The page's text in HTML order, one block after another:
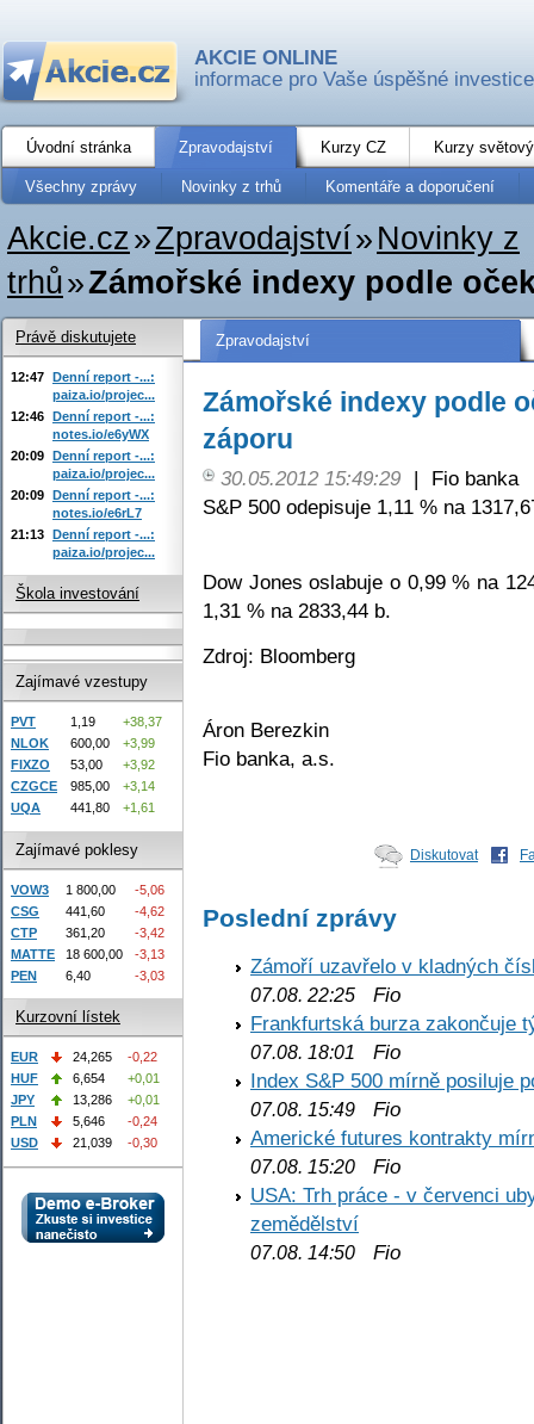
AKCIE ONLINE
informace pro Vaše úspěšné investice
Úvodní stránka Zpravodajství Kurzy CZ Kurzy
Všechny zprávy Novinky z trhů Komentáře a doporučení
Akcie.cz»Zpravodajství» Novinky z
trhů»Zámořské indexy podle
Zpravodajství
Zámořské indexy podle
záporu
30.05.2012 15:49:29 |
Fio banka
S&P 500 odepisuje 1,11 % na
Dow Jones oslabuje o 0,99 % na
1,31 % na 2833,44 b.
Zdroj: Bloomberg
Áron Berezkin
Fio banka, a.s.
Diskutovat
Poslední zprávy
Zámoří uzavřelo v kladných
07.08. 22:25 Fio
Frankfurtská burza zakončuje
07.08. 18:01
Fio
Index S&P 500 mírně posiluje
07.08. 15:49 Fio
Americké futures kontrakty
07.08. 15:20 Fio
USA: Trh práce - v červenci
zemědělství
07.08. 14:50 Fio
Právě diskutujete
12:47 Denní report -...:
paiza.io/projec...
12:46 Denní report -...:
notes.io/e6yWX
20:09 Denní report -...:
paiza.io/projec...
20:09 Denní report -...:
notes.io/e6rL7
21:13 Denní report -...:
paiza.io/projec...
Škola investování
Zajímavé vzestupy
PVT 1,19
+38,37
NLOK
600,00
+3,99
FIXZO
53,00
+3,92
CZGCE
985,00
+3,14
UQA
441,80 +1,61
Zajímavé poklesy
VOW3 1 800,00
-5,06
CSG
441,60
-4,62
CTP
361,20
-3,42
MATTE
18 600,00
-3,13
PEN
6,40 -3,03
Kurzovní lístek
EUR 24,265
-0,22
HUF
6,654
+0,01
JPY
13,286
+0,01
PLN
5,646
-0,24
USD
21,039 -0,30